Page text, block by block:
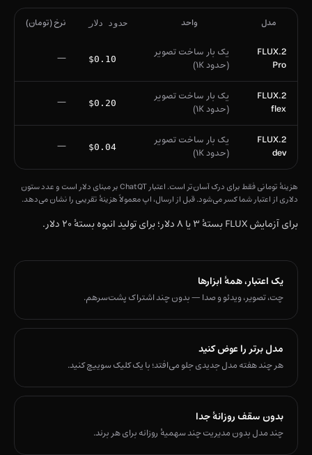
مدل واحد حدود دلار نرخ (تومان)
FLUX.2
Pro
یک بار ساخت تصویر
(حدود ۱K)
$0.10
—
FLUX.2
flex
یک بار ساخت تصویر
(حدود ۱K)
$0.20
—
FLUX.2
dev
یک بار ساخت تصویر
(حدود ۱K)
$0.04
—
هزینهٔ تومانی فقط برای درک آسان‌تر است. اعتبار ChatQT بر مبنای دلار است و عدد ستون
دلاری از اعتبار شما کسر می‌شود. قبل از ارسال، اپ معمولاً هزینهٔ تقریبی را نشان می‌دهد.
برای آزمایش FLUX بستهٔ ۳ یا ۸ دلار؛ برای تولید انبوه بستهٔ ۲۰ دلار.
یک اعتبار، همهٔ ابزارها
چت، تصویر، ویدئو و صدا — بدون چند اشتراک پشت‌سرهم.
مدل برتر را عوض کنید
هر چند هفته مدل جدیدی جلو می‌افتد؛ با یک کلیک سوییچ کنید.
بدون سقف روزانهٔ جدا
چند مدل بدون مدیریت چند سهمیهٔ روزانه برای هر برند.